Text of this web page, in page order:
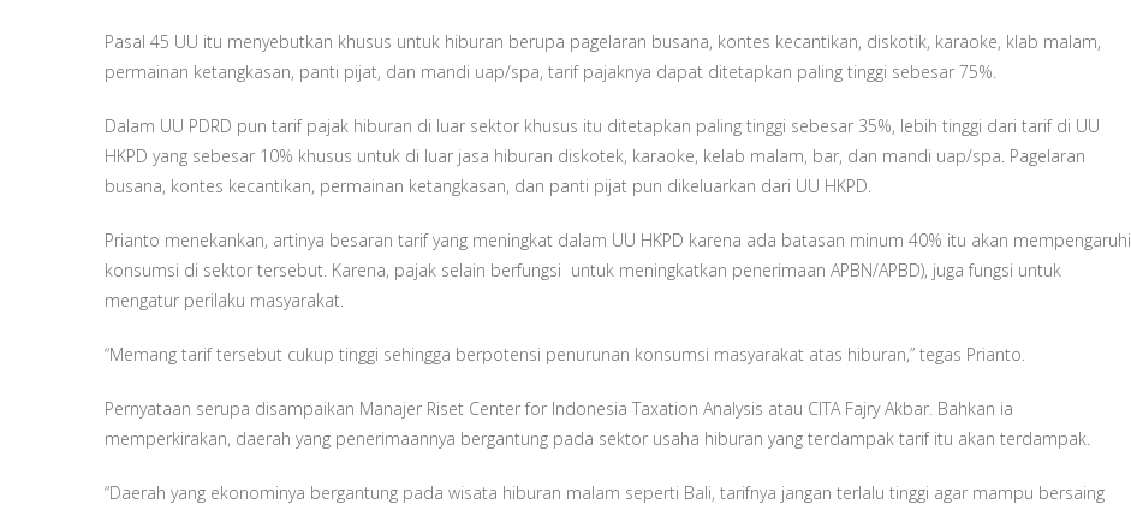
Pasal 45 UU itu menyebutkan khusus untuk hiburan berupa pagelaran busana, kontes kecantikan, diskotik, karaoke, klab malam,
permainan ketangkasan, panti pijat, dan mandi uap/spa, tarif pajaknya dapat ditetapkan paling tinggi sebesar 75%.
Dalam UU PDRD pun tarif pajak hiburan di luar sektor khusus itu ditetapkan paling tinggi sebesar 35%, lebih tinggi dari tarif di UU
HKPD yang sebesar 10% khusus untuk di luar jasa hiburan diskotek, karaoke, kelab malam, bar, dan mandi uap/spa. Pagelaran
busana, kontes kecantikan, permainan ketangkasan, dan panti pijat pun dikeluarkan dari UU HKPD.
Prianto menekankan, artinya besaran tarif yang meningkat dalam UU HKPD karena ada batasan minum 40% itu akan mempengaruhi
konsumsi di sektor tersebut. Karena, pajak selain berfungsi untuk meningkatkan penerimaan APBN/APBD), juga fungsi untuk
mengatur perilaku masyarakat.
“Memang tarif tersebut cukup tinggi sehingga berpotensi penurunan konsumsi masyarakat atas hiburan,” tegas Prianto.
Pernyataan serupa disampaikan Manajer Riset Center for Indonesia Taxation Analysis atau CITA Fajry Akbar. Bahkan ia
memperkirakan, daerah yang penerimaannya bergantung pada sektor usaha hiburan yang terdampak tarif itu akan terdampak.
“Daerah yang ekonominya bergantung pada wisata hiburan malam seperti Bali, tarifnya jangan terlalu tinggi agar mampu bersaing